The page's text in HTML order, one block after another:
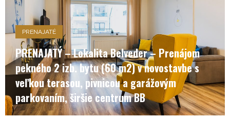
PRENAJATÉ
PRENAJATÝ – Lokalita Belveder – Prenájom
pekného 2 izb. bytu (60 m2) v novostavbe s
veľkou terasou, pivnicou a garážovým
parkovaním, širšie centrum BB